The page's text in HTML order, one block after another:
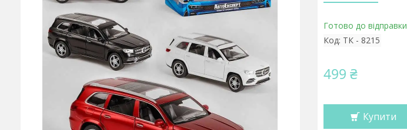
Готово до відправки
Код: ТК - 8215
499 ₴
Купити